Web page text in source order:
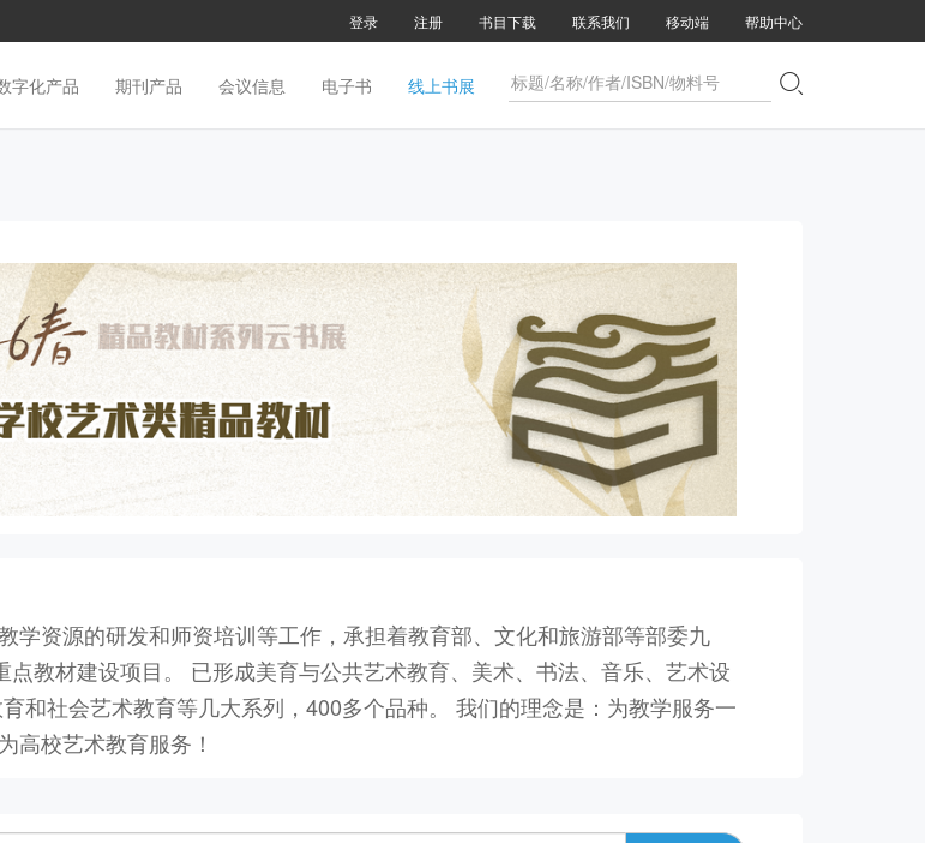
登录 注册 书目下载 联系我们 移动端 帮助中心
字化产品 期刊产品 会议信息 电子书 线上书展 
学资源的研发和师资培训等工作，承担着教育部、文化和旅游部等部委九
教材建设项目。 已形成美育与公共艺术教育、美术、书法、音乐、艺术设
和社会艺术教育等几大系列，400多个品种。 我们的理念是：为教学服务一
高校艺术教育服务！